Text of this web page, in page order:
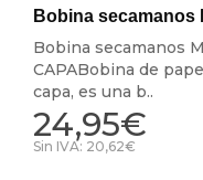
Bobina secamanos
Bobina secamanos
CAPABobina de
capa, es una b..
24,95€
Sin IVA: 20,62€